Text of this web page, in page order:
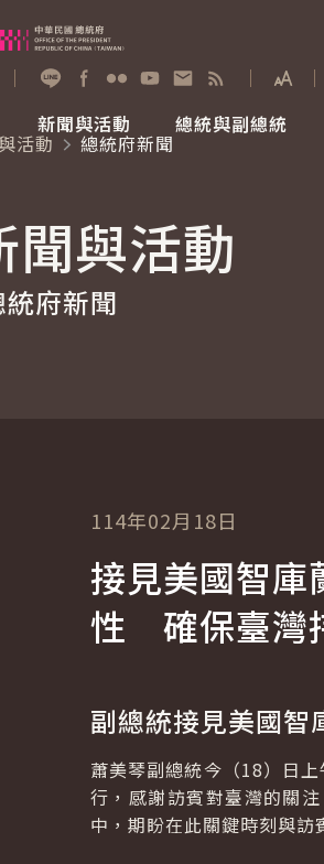
展開
對策委員會
新聞與活動 總統與副總統
活動
總統府新聞
聞與活動
府新聞
114年02月18日
接見美國智
性 確保臺灣
副總統接見美國智
蕭美琴副總統今（18）日
行，感謝訪賓對臺灣的關
中，期盼在此關鍵時刻與